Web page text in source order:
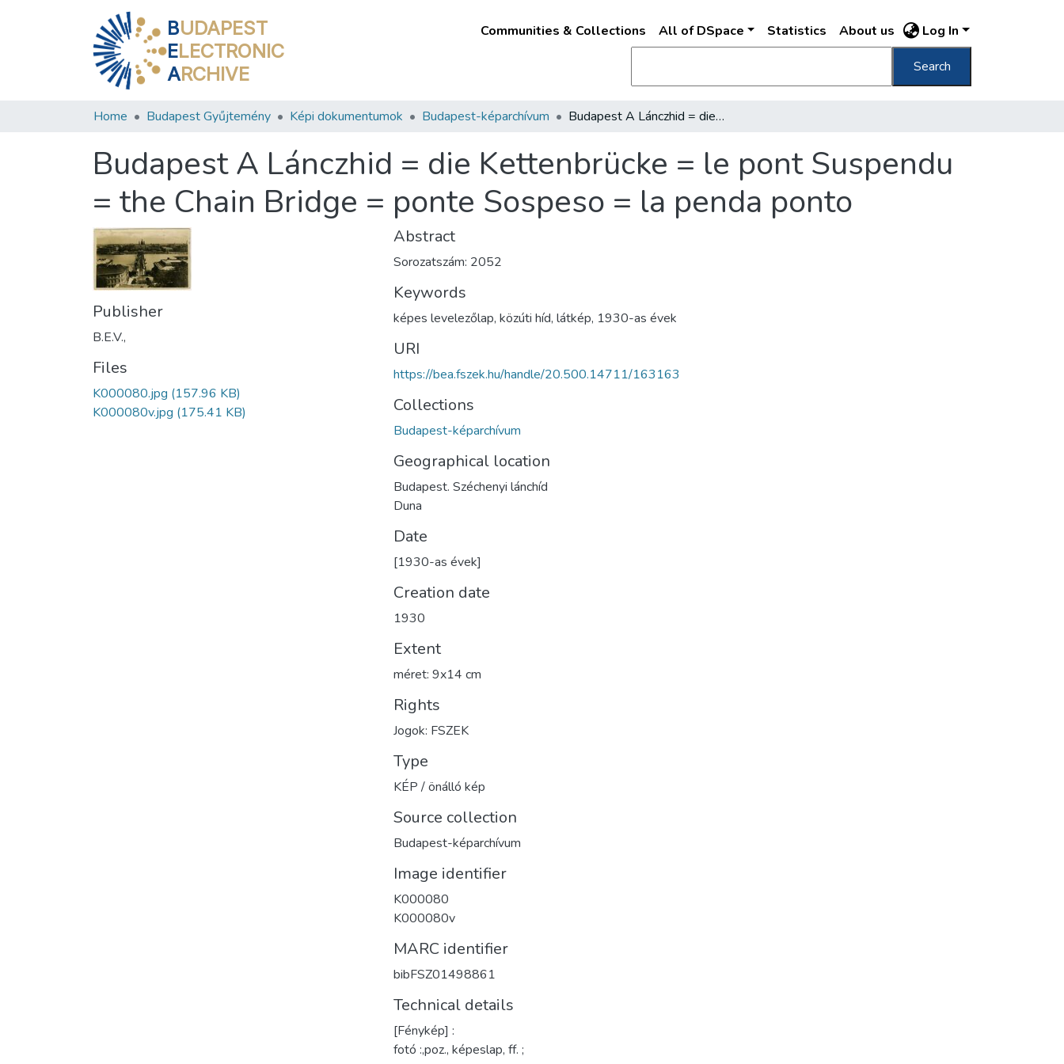
BUDAPEST
ELECTRONIC
ARCHIVE
Communities & Collections All of DSpace Statistics About us Log In
Search
Home Budapest Gyűjtemény Képi dokumentumok Budapest-képarchívum Budapest A Lánczhid = die Kettenbrücke = le pont Suspendu = the Chain Bridge = ponte Sospeso = la penda ponto
Budapest A Lánczhid = die Kettenbrücke = le pont Suspendu
= the Chain Bridge = ponte Sospeso = la penda ponto
Publisher
B.E.V.,
Files
K000080.jpg (157.96 KB)
K000080v.jpg (175.41 KB)
Abstract
Sorozatszám: 2052
Keywords
képes levelezőlap, közúti híd, látkép, 1930-as évek
URI
https://bea.fszek.hu/handle/20.500.14711/163163
Collections
Budapest-képarchívum
Geographical location
Budapest. Széchenyi lánchíd
Duna
Date
[1930-as évek]
Creation date
1930
Extent
méret: 9x14 cm
Rights
Jogok: FSZEK
Type
KÉP / önálló kép
Source collection
Budapest-képarchívum
Image identifier
K000080
K000080v
MARC identifier
bibFSZ01498861
Technical details
[Fénykép] :
fotó :,poz., képeslap, ff. ;